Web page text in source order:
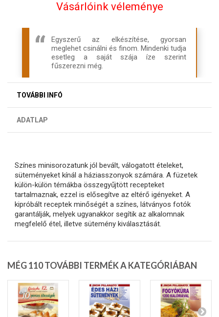
Vásárlóink véleménye
Egyszerű az elkészítése, gyorsan
meglehet csinálni és finom. Mindenki tudja
esetleg a saját szája íze szerint
fűszerezni még.
TOVÁBBI INFÓ
ADATLAP
Színes minisorozatunk jól bevált, válogatott ételeket,
süteményeket kínál a háziasszonyok számára. A füzetek
külön-külön témákba összegyűjtött recepteket
tartalmaznak, ezzel is elősegítve az eltérő igényeket. A
kipróbált receptek minőségét a színes, látványos fotók
garantálják, melyek ugyanakkor segítik az alkalomnak
megfelelő étel, illetve sütemény kiválasztását.
MÉG 110 TOVÁBBI TERMÉK A KATEGÓRIÁBAN